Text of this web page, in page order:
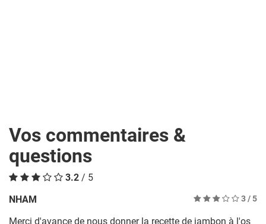
Vos commentaires &
questions
3.2 / 5
NHAM
3/ 5
Merci d'avance de nous donner la recette de jambon à l'os